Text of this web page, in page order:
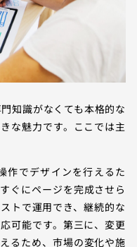
知識がなくても本格的な
な魅力です。ここでは主
作でデザインを行えるた
ぐにページを完成させら
トで運用でき、継続的な
可能です。第三に、変更
るため、市場の変化や施